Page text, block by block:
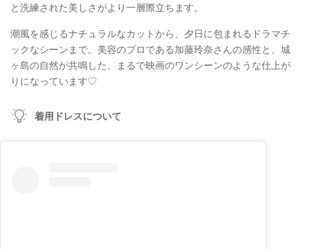
と洗練された美しさがより一層際立ちます。
潮風を感じるナチュラルなカットから、夕日に包まれるドラマチ
ックなシーンまで。美容のプロである加藤玲奈さんの感性と、城
ヶ島の自然が共鳴した、まるで映画のワンシーンのような仕上が
りになっています♡
着用ドレスについて